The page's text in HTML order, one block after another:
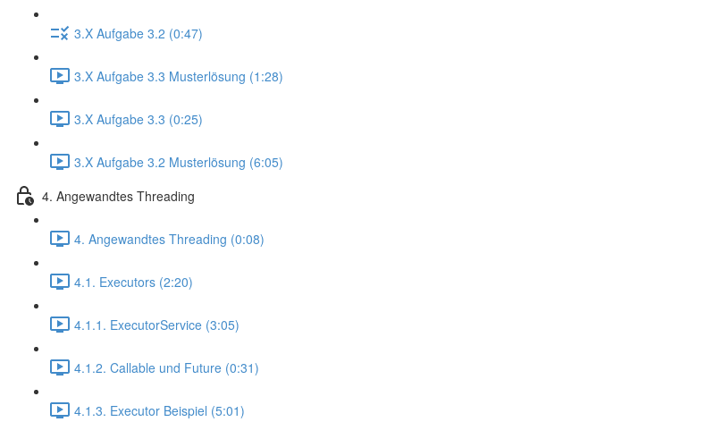
3.X Aufgabe 3.2 (0:47)
3.X Aufgabe 3.3 Musterlösung (1:28)
3.X Aufgabe 3.3 (0:25)
3.X Aufgabe 3.2 Musterlösung (6:05)
4. Angewandtes Threading
4. Angewandtes Threading (0:08)
4.1. Executors (2:20)
4.1.1. ExecutorService (3:05)
4.1.2. Callable und Future (0:31)
4.1.3. Executor Beispiel (5:01)